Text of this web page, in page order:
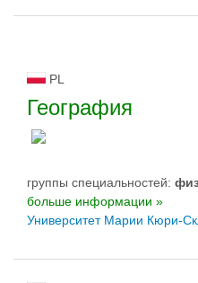
PL
География
группы специальностей:
больше информации »
Университет Марии Кюри-